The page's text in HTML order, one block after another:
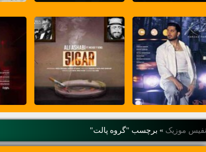
نفیس موزیک » برچسب "گروه پالت"